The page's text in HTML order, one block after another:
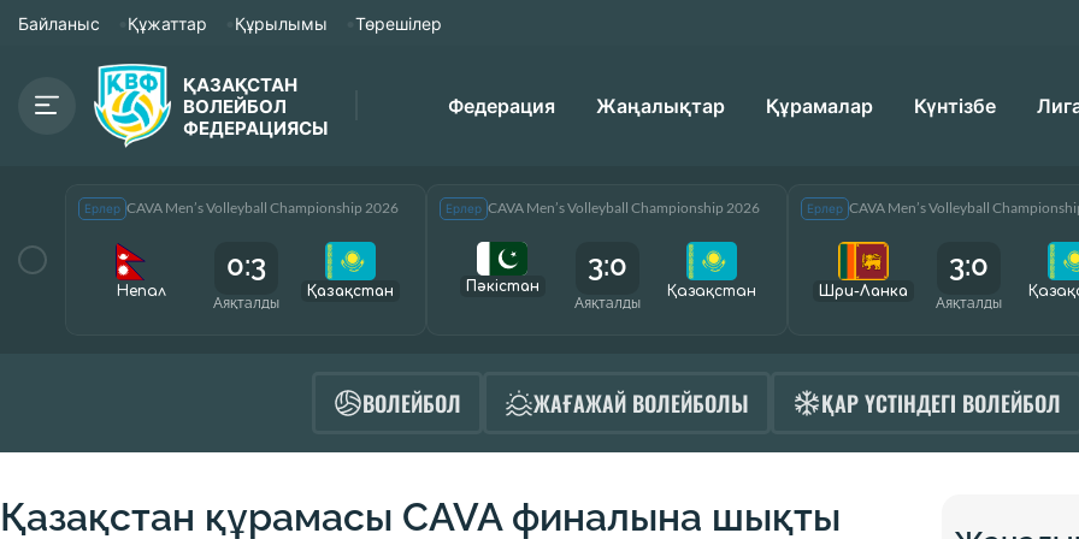
Байланыс Құжаттар Құрылымы Төрешілер
ҚАЗАҚСТАН
ВОЛЕЙБОЛ
ФЕДЕРАЦИЯСЫ
Федерация Жаңалықтар Құрамалар Күнтізбе
Ерлер CAVA Men’s Volleyball Championship 2026
Непал
0:3
Аяқталды
Қазақcтан
Ерлер CAVA Men’s Volleyball Championship 2026
Пәкістан
3:0
Аяқталды
Қазақcтан
Ерлер CAVA Men’s Volleyball
Шри-Ланка
3:0
Аяқталды
ВОЛЕЙБОЛ ЖАҒАЖАЙ ВОЛЕЙБОЛЫ ҚАР ҮСТІНДЕГІ ВОЛЕЙБОЛ
Қазақстан құрамасы CAVA финалына шықты